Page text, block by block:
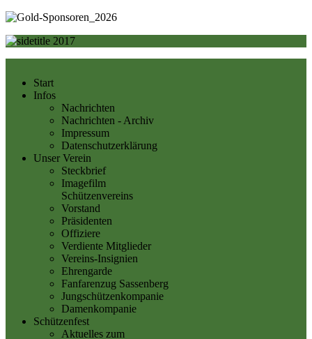
Start
Infos
Nachrichten
Nachrichten - Archiv
Impressum
Datenschutzerklärung
Unser Verein
Steckbrief
Imagefilm
Schützenvereins
Vorstand
Präsidenten
Offiziere
Verdiente Mitglieder
Vereins-Insignien
Ehrengarde
Fanfarenzug Sassenberg
Jungschützenkompanie
Damenkompanie
Schützenfest
Aktuelles zum